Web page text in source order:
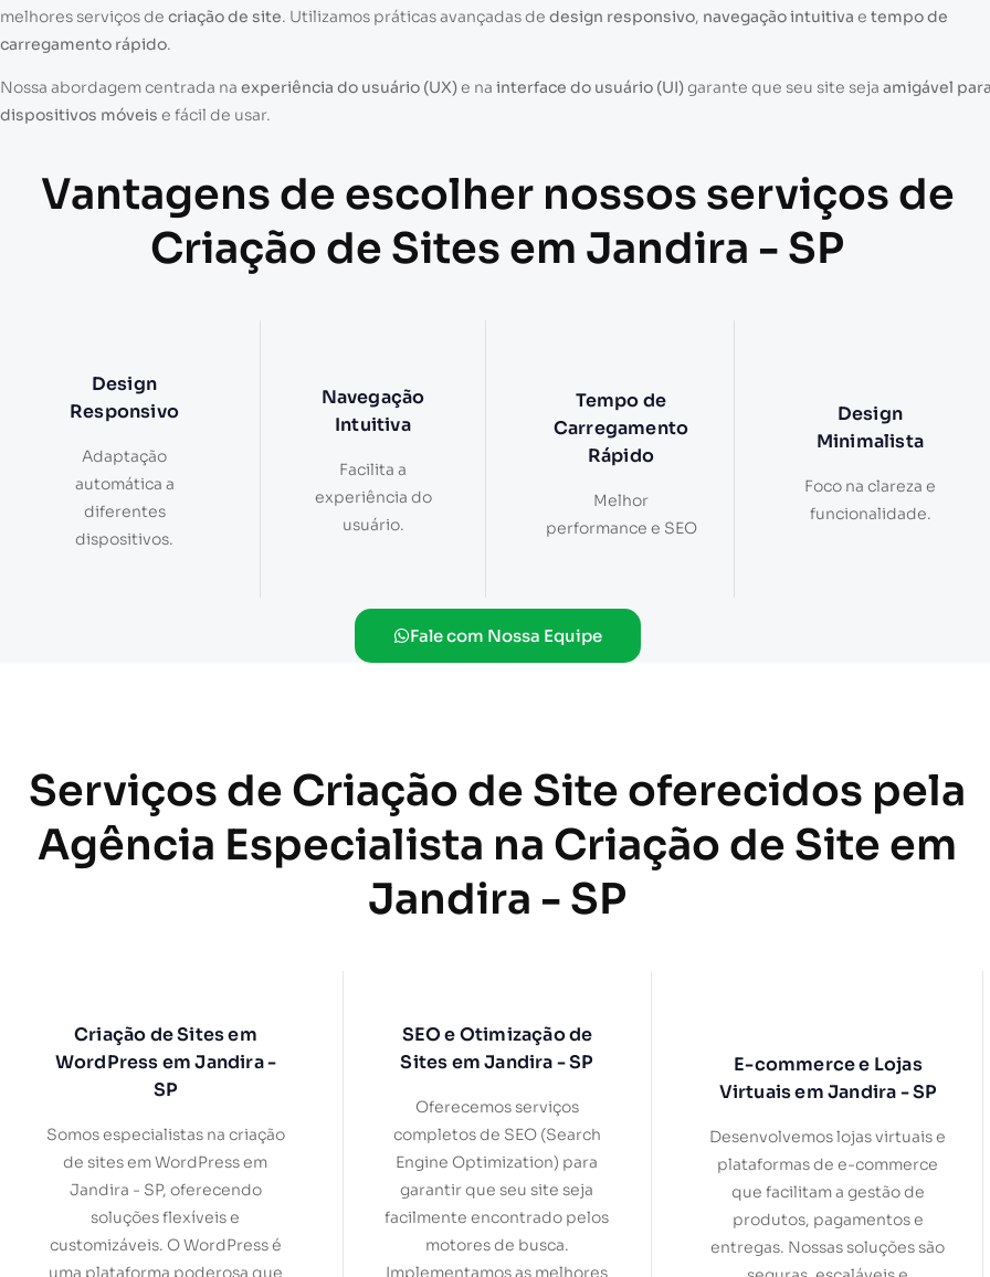
melhores serviços de criação de site. Utilizamos práticas avançadas de design responsivo, navegação intuitiva e tempo de
carregamento rápido.
Nossa abordagem centrada na experiência do usuário (UX)e na interface do usuário (UI)garante que seu site seja amigável
dispositivos móveis e fácil de usar.
Vantagens de escolher nossos serviços de
Criação de Sites em Jandira - SP
Design
Responsivo
Adaptação
automática a
diferentes
dispositivos.
Navegação
Intuitiva
Facilita a
experiência do
usuário.
Tempo de
Carregamento
Rápido
Melhor
performance e SEO
Design
Minimalista
Foco na clareza e
funcionalidade.
Fale com Nossa Equipe
Serviços de Criação de Site oferecidos pela
Agência Especialista na Criação de Site em
Jandira - SP
Criação de Sites em
WordPress em Jandira -
SP
Somos especialistas na criação
de sites em WordPress em
Jandira - SP, oferecendo
soluções flexíveis e
customizáveis. O WordPress é
uma plataforma poderosa que
SEO e Otimização de
Sites em Jandira - SP
Oferecemos serviços
completos de SEO (Search
Engine Optimization) para
garantir que seu site seja
facilmente encontrado pelos
motores de busca.
Implementamos as melhores
E-commerce e Lojas
Virtuais em Jandira - SP
Desenvolvemos lojas virtuais e
plataformas de e-commerce
que facilitam a gestão de
produtos, pagamentos e
entregas. Nossas soluções são